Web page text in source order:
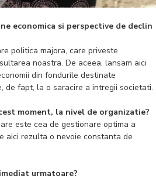
economica si perspective de declin
politica majora, care priveste
noastra. De aceea, lansam aici
din fondurile destinate
fapt, la o saracire a intregii societati.
moment, la nivel de organizatie?
este cea de gestionare optima a
aici rezulta o nevoie constanta de
urmatoare?